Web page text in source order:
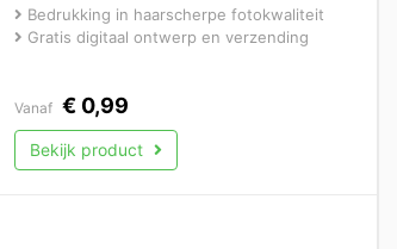
Bedrukking in haarscherpe fotokwaliteit
Gratis digitaal ontwerp en verzending
Vanaf €0,99
Bekijk product